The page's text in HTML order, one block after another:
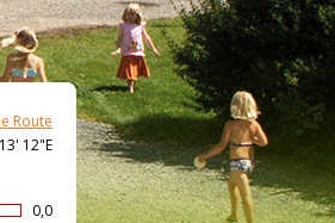
Route
12"E
0,0